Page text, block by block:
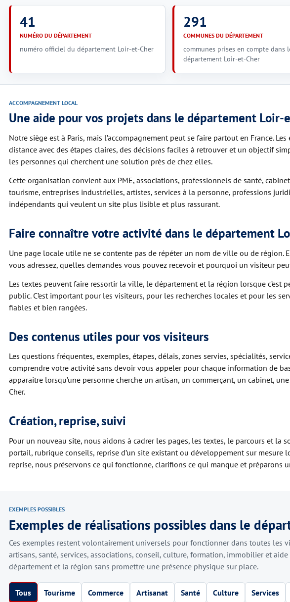
41
NUMÉRO DU DÉPARTEMENT
numéro officiel du département Loir-et-Cher
291
COMMUNES DU DÉPARTEMENT
communes prises en compte dans
département Loir-et-Cher
ACCOMPAGNEMENT LOCAL
Une aide pour vos projets dans le département Loir-
Notre siège est à Paris, mais l’accompagnement peut se faire partout en France.
distance avec des étapes claires, des décisions faciles à retrouver et un objectif
les personnes qui cherchent une solution près de chez elles.
Cette organisation convient aux PME, associations, professionnels de santé,
tourisme, entreprises industrielles, artistes, services à la personne, professions
indépendants qui veulent un site plus lisible et plus rassurant.
Faire connaître votre activité dans le département
Une page locale utile ne se contente pas de répéter un nom de ville ou de région.
vous adressez, quelles demandes vous pouvez recevoir et pourquoi un visiteur
Les textes peuvent faire ressortir la ville, le département et la région lorsque c’est
public. C’est important pour les visiteurs, pour les recherches locales et pour les
fiables et bien rangées.
Des contenus utiles pour vos visiteurs
Les questions fréquentes, exemples, étapes, délais, zones servies, spécialités,
comprendre votre activité sans devoir vous appeler pour chaque information de
apparaître lorsqu’une personne cherche un artisan, un commerçant, un cabinet,
Cher.
Création, reprise, suivi
Pour un nouveau site, nous aidons à cadrer les pages, les textes, le parcours et
portail, rubrique conseils, reprise d’un site existant ou développement sur mesure
reprise, nous préservons ce qui fonctionne, clarifions ce qui manque et préparons
EXEMPLES POSSIBLES
Exemples de réalisations possibles dans le
Ces exemples restent volontairement universels pour fonctionner dans toutes les
artisans, santé, services, associations, conseil, culture, formation, immobilier et
département et la région sans promettre une présence physique sur place.
Tous Tourisme Commerce Artisanat Santé Culture Services